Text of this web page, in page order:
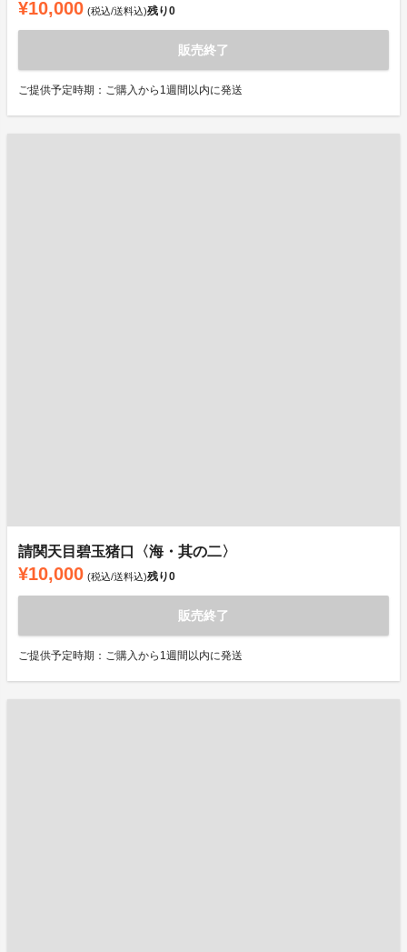
¥10,000 (税込/送料込)残り0
販売終了
ご提供予定時期：ご購入から1週間以内に発送
請関天目碧玉猪口〈海・其の二〉
¥10,000 (税込/送料込)残り0
販売終了
ご提供予定時期：ご購入から1週間以内に発送